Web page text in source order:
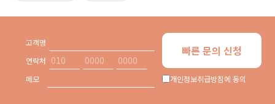
사업자 정보 표시
여성건강' 카테고리의 다른 글
고객명
연락처
메모
개인정보취급방침에 동의
빠른 문의 신청